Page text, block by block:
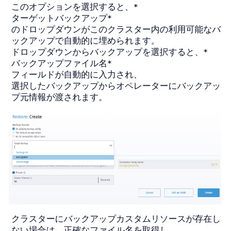
このオプションを選択すると、*
ターゲットバックアップ*
のドロップダウンがこのクラスター内の利用可能なバ
ックアップで自動的に埋められます。
ドロップダウンからバックアップを選択すると、*
バックアップファイル名*
フィールドが自動的に入力され、
選択したバックアップからオペレーターにバックアッ
プ元情報が渡されます。
クラスターにバックアップカスタムリソースが存在し